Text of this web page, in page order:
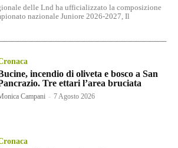
delle Lnd ha ufficializzato la composizione
nazionale Juniore 2026-2027, Il
incendio di oliveta e bosco a San
Tre ettari l’area bruciata
Campani - 7 Agosto 2026